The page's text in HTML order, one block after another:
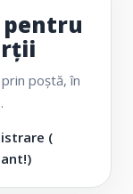
pentru
poștă, în
(